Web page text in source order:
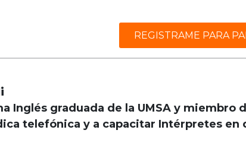
REGISTRAME PARA
Inglés graduada de la UMSA y miembro
telefónica y a capacitar Intérpretes en